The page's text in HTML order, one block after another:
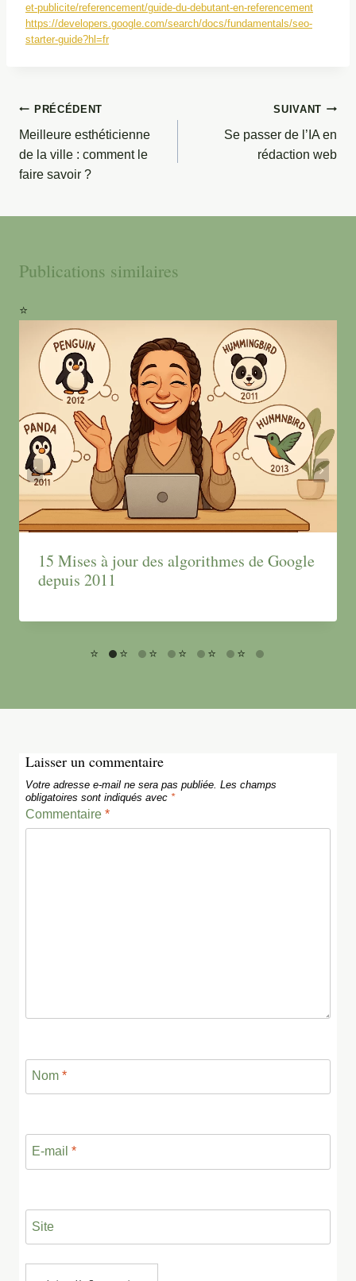
et-publicite/referencement/guide-du-debutant-en-referencement
https://developers.google.com/search/docs/fundamentals/seo-
starter-guide?hl=fr
Navigation
de
l’article
PRÉCÉDENT
Meilleure esthéticienne
de la ville : comment le
faire savoir ?
SUIVANT
Se passer de l’IA en
rédaction web
Publications similaires
15 Mises à jour des algorithmes de Google
depuis 2011
Laisser un commentaire
Votre adresse e-mail ne sera pas publiée. Les champs
obligatoires sont indiqués avec *
Commentaire *
Nom *
E-mail *
Site